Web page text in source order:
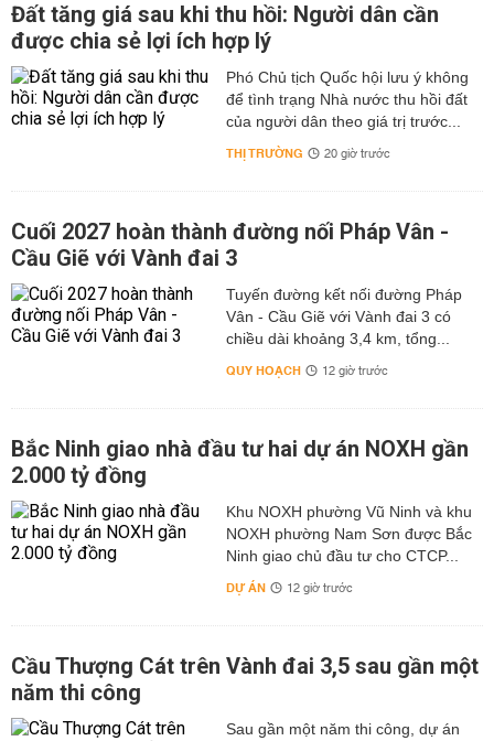
Đất tăng giá sau khi thu hồi: Người dân cần
được chia sẻ lợi ích hợp lý
Phó Chủ tịch Quốc hội lưu ý không
để tình trạng Nhà nước thu hồi đất
của người dân theo giá trị trước...
THỊ TRƯỜNG 20 giờ trước
Cuối 2027 hoàn thành đường nối Pháp Vân -
Cầu Giẽ với Vành đai 3
Tuyến đường kết nối đường Pháp
Vân - Cầu Giẽ với Vành đai 3 có
chiều dài khoảng 3,4 km, tổng...
QUY HOẠCH 12 giờ trước
Bắc Ninh giao nhà đầu tư hai dự án NOXH gần
2.000 tỷ đồng
Khu NOXH phường Vũ Ninh và khu
NOXH phường Nam Sơn được Bắc
Ninh giao chủ đầu tư cho CTCP...
DỰ ÁN 12 giờ trước
Cầu Thượng Cát trên Vành đai 3,5 sau gần một
năm thi công
Sau gần một năm thi công, dự án